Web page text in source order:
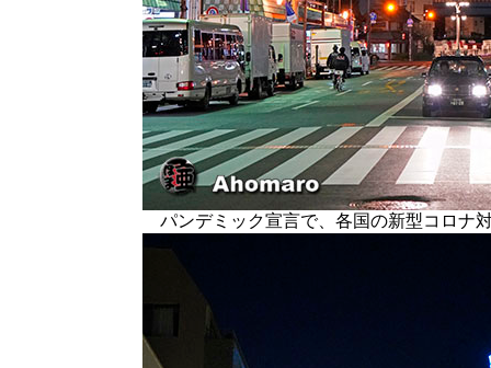
パンデミック宣言で、各国の新型コロナ